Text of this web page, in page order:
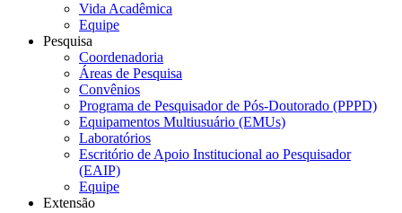
Vida Acadêmica
Equipe
Pesquisa
Coordenadoria
Áreas de Pesquisa
Convênios
Programa de Pesquisador de Pós-Doutorado (PPPD)
Equipamentos Multiusuário (EMUs)
Laboratórios
Escritório de Apoio Institucional ao Pesquisador
(EAIP)
Equipe
Extensão